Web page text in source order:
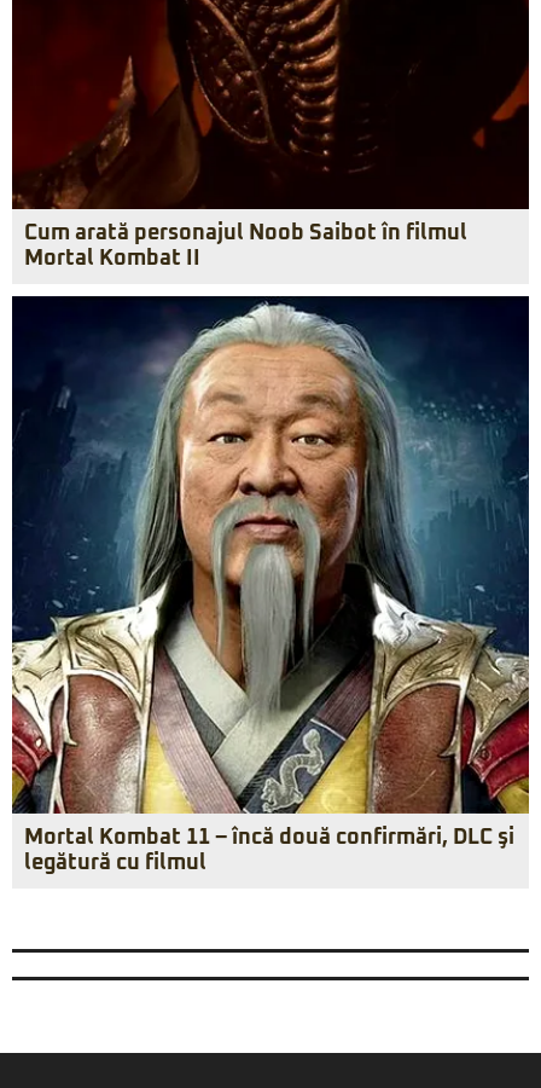
Cum arată personajul Noob Saibot în filmul
Mortal Kombat II
Mortal Kombat 11 – încă două confirmări, DLC şi
legătură cu filmul